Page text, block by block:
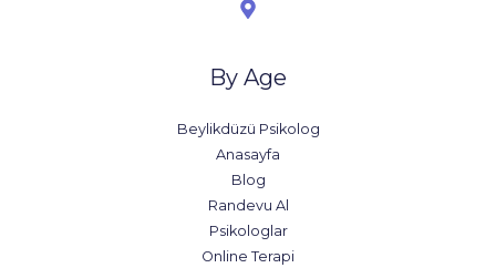
By Age
Beylikdüzü Psikolog
Anasayfa
Blog
Randevu Al
Psikologlar
Online Terapi